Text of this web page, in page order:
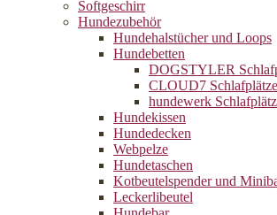
Softgeschirr
Hundezubehör
Hundehalstücher und Loops
Hundebetten
DOGSTYLER
CLOUD7 Schlafplätze
hundewerk
Hundekissen
Hundedecken
Webpelze
Hundetaschen
Kotbeutelspender und
Leckerlibeutel